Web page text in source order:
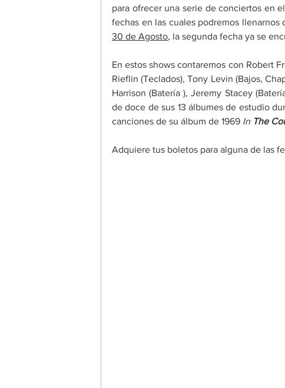
para ofrecer una serie de conciertos en el
fechas en las cuales podremos
30 de Agosto, la segunda fecha ya se
En estos shows contaremos con Robert
Rieflin (Teclados), Tony Levin (Bajos,
Harrison (Batería ), Jeremy Stacey
de doce de sus 13 álbumes de estudio
canciones de su álbum de 1969 In The
Adquiere tus boletos para alguna de las